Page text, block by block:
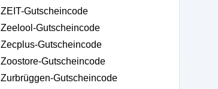
ZEIT-Gutscheincode
Zeelool-Gutscheincode
Zecplus-Gutscheincode
Zoostore-Gutscheincode
Zurbrüggen-Gutscheincode